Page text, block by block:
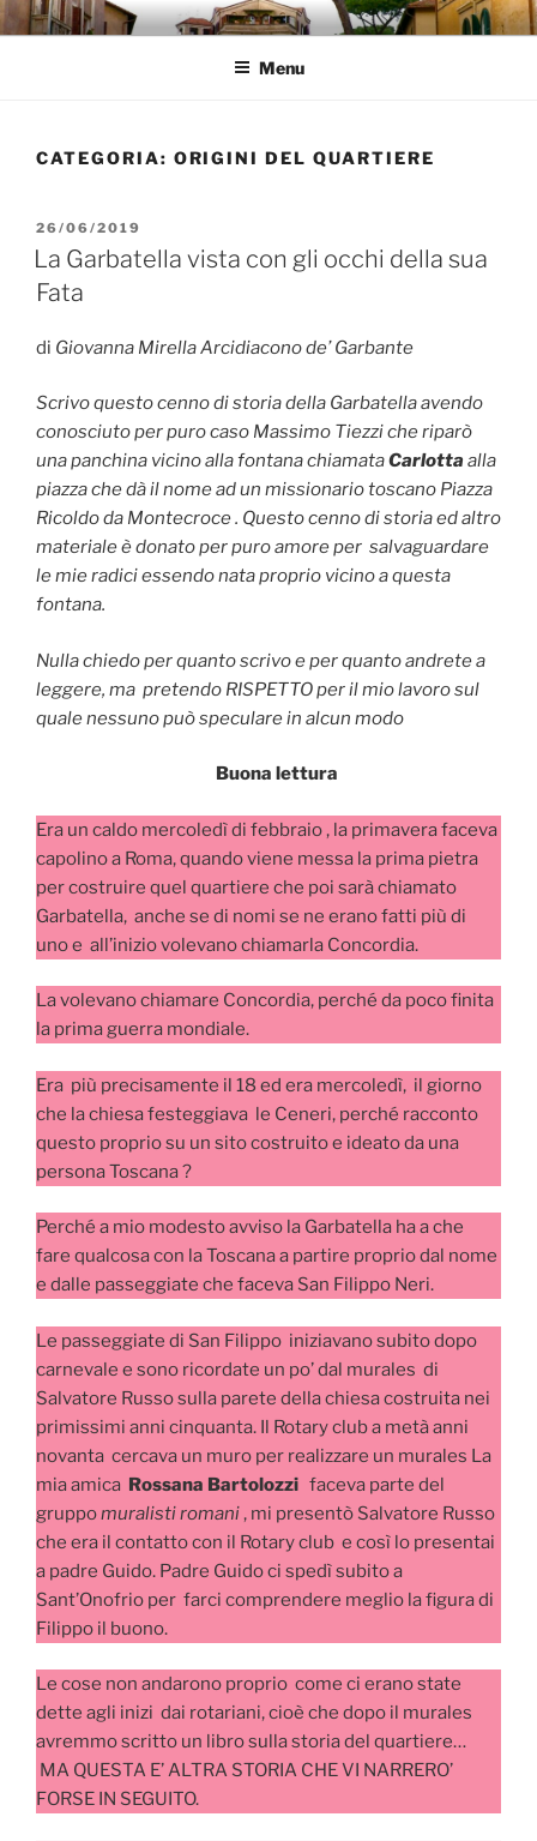
Salta
al
GARBATELLA
Un Blog sul quartiere della Garbatella
Menu
CATEGORIA: ORIGINI DEL QUARTIERE
PUBBLICATO
IL
26/06/2019
La Garbatella vista con gli occhi della sua
Fata
di Giovanna Mirella Arcidiacono de’ Garbante
Scrivo questo cenno di storia della Garbatella avendo
conosciuto per puro caso Massimo Tiezzi che riparò
una panchina vicino alla fontana chiamataCarlotta alla
piazza che dà il nome ad un missionario toscano Piazza
Ricoldo da Montecroce . Questo cenno di storia ed altro
materiale è donato per puro amore per salvaguardare
le mie radici essendo nata proprio vicino a questa
fontana.
Nulla chiedo per quanto scrivo e per quanto andrete a
leggere, ma pretendo RISPETTO per il mio lavoro sul
quale nessuno può speculare in alcun modo
Buona lettura
Era un caldo mercoledì di febbraio , la primavera faceva
capolino a Roma, quando viene messa la prima pietra
per costruire quel quartiere che poi sarà chiamato
Garbatella, anche se di nomi se ne erano fatti più di
uno e all’inizio volevano chiamarla Concordia.
La volevano chiamare Concordia, perché da poco finita
la prima guerra mondiale.
Era più precisamente il 18 ed era mercoledì, il giorno
che la chiesa festeggiava le Ceneri, perché racconto
questo proprio su un sito costruito e ideato da una
persona Toscana ?
Perché a mio modesto avviso la Garbatella ha a che
fare qualcosa con la Toscana a partire proprio dal nome
e dalle passeggiate che faceva San Filippo Neri.
Le passeggiate di San Filippo iniziavano subito dopo
carnevale e sono ricordate un po’ dal murales di
Salvatore Russo sulla parete della chiesa costruita nei
primissimi anni cinquanta. Il Rotary club a metà anni
novanta cercava un muro per realizzare un murales La
mia amica Rossana Bartolozzi faceva parte del
gruppomuralisti romani, mi presentò Salvatore Russo
che era il contatto con il Rotary club e così lo presentai
a padre Guido. Padre Guido ci spedì subito a
Sant’Onofrio per farci comprendere meglio la figura di
Filippo il buono.
Le cose non andarono proprio come ci erano state
dette agli inizi dai rotariani, cioè che dopo il murales
avremmo scritto un libro sulla storia del quartiere…
MA QUESTA E’ ALTRA STORIA CHE VI NARRERO’
FORSE IN SEGUITO.